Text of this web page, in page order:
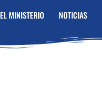
EL MINISTERIO NOTICIAS